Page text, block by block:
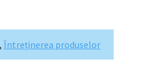
, Întreținerea produselor